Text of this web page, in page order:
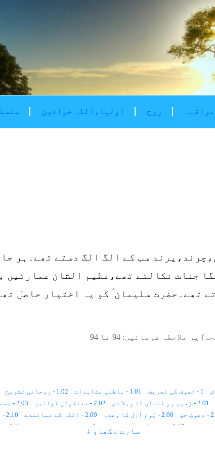
اولیاءاللہ خواتین روح مراقبہ
سب کے الگ الگ دستے تھے۔ہر
جنات نکالتے تھے،عظیم الشان عمارتیں
تھے۔حضرت سلیمان ؑ کو یہ اختیار حاصل
پر ملاحظہ فرمائیں: 94 تا 94
1 - تصوف کی تعریف 1.01 - باطنی مشاہدات 1.02 - روحانی تشریح
2.01 - زمین پر انسان کا پہلا دن 2.02 - معاشرتی قوانین 2.03 - جسمانی رُخ ، روحانی رُخ
حق 2.08 - یَومِ اَزل کا وعدہ 2.09 - اللہ کے نمائندے 2.10 - اللہ کی بادشاہی کا رُکن
2.15 - پہلے آسمان کا شعور 3 - تصوّف اور رَہبانیّت 3.01 - تَرکِ دُنیا
3.07 - تصوّف اور سائنس
سارے دکھاو ↓